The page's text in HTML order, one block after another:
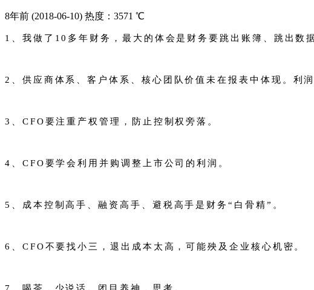
8年前 (2018-06-10) 热度：3571 ℃
1、我做了10多年财务，最大的体会是财务要跳出账簿、跳出数
2、供应商体系、客户体系、核心团队价值未在报表中体现。利
3、CFO要注重产权管理，防止控制权旁落。
4、CFO要学会利用并购调整上市公司的利润。
5、成本控制高手、融资高手、避税高手是财务“白骨精”。
6、CFO不要找小三，退出成本太高，可能殃及企业核心机密。